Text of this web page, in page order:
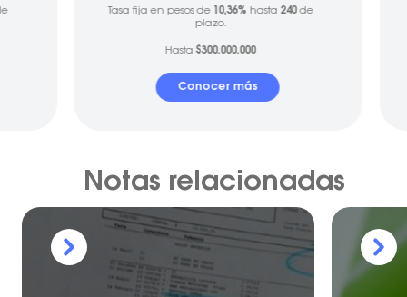
Tasa fija en pesos de 10,36% hasta 240de
plazo.
Hasta$300.000.000
Conocer más
Notas relacionadas